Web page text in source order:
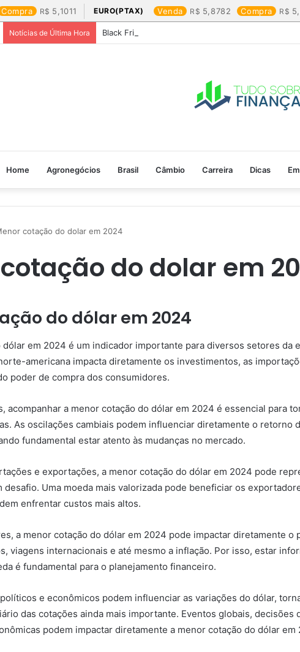
Compra 5,1011 EURO(PTAX) Venda 5,8782 Compra
Notícias de Última Hora Black Friday: os produtos que mais valem a pena
Home Agronegócios Brasil Câmbio Carreira Dicas
cotação do dolar em 2024​
do dolar em
do dólar em 2024
dólar em 2024 é um indicador importante para diversos setores da
americana impacta diretamente os investimentos, as
poder de compra dos consumidores.
acompanhar a menor cotação do dólar em 2024 é essencial para
As oscilações cambiais podem influenciar diretamente o retorno
fundamental estar atento às mudanças no mercado.
e exportações, a menor cotação do dólar em 2024 pode
Uma moeda mais valorizada pode beneficiar os
enfrentar custos mais altos.
a menor cotação do dólar em 2024 pode impactar diretamente o
viagens internacionais e até mesmo a inflação. Por isso, estar
é fundamental para o planejamento financeiro.
e econômicos podem influenciar as variações do dólar,
das cotações ainda mais importante. Eventos globais, decisões
podem impactar diretamente a menor cotação do dólar em